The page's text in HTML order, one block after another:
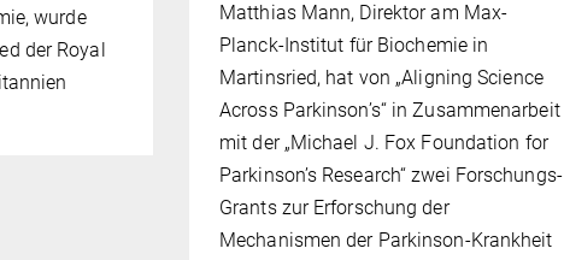
wurde
der Royal
Matthias Mann, Direktor am Max-
Planck-Institut für Biochemie in
Martinsried, hat von „Aligning Science
Across Parkinson’s“ in Zusammenarbeit
mit der „Michael J. Fox Foundation for
Parkinson’s Research“ zwei Forschungs-
Grants zur Erforschung der
Mechanismen der Parkinson-Krankheit